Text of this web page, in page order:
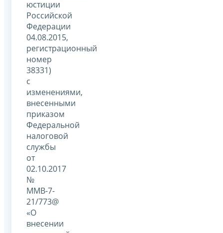
юстиции
Российской
Федерации
04.08.2015,
регистрационный
номер
38331)
с
изменениями,
внесенными
приказом
Федеральной
налоговой
службы
от
02.10.2017
№
ММВ-7-
21/773@
«О
внесении